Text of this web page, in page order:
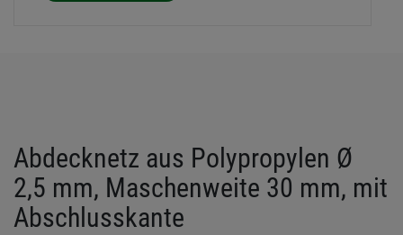
Abdecknetz aus Polypropylen Ø
2,5 mm, Maschenweite 30 mm, mit
Abschlusskante